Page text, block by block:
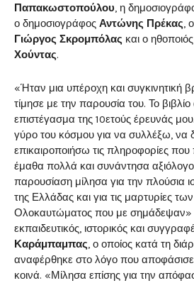
Παπακωστοπούλου, η
ο δημοσιογράφος Αντώνης Πρέκας,
Γιώργος Σκρομπόλας και ο ηθοποιός
Χούντας.
«Ήταν μια υπέροχη και συγκινητική
τίμησε με την παρουσία του. Το βιβλίο
επιστέγασμα της 10ετούς έρευνάς
γύρο του κόσμου για να συλλέξω, να
επικαιροποιήσω τις πληροφορίες που
έμαθα πολλά και συνάντησα
παρουσίαση μίλησα για την πλούσια
της Ελλάδας και για τις μαρτυρίες
Ολοκαυτώματος που με σημάδεψαν»
εκπαιδευτικός, ιστορικός και
Καράμπαμπας, ο οποίος κατά τη
αναφέρθηκε στο λόγο που
κοινά. «Μίλησα επίσης για την